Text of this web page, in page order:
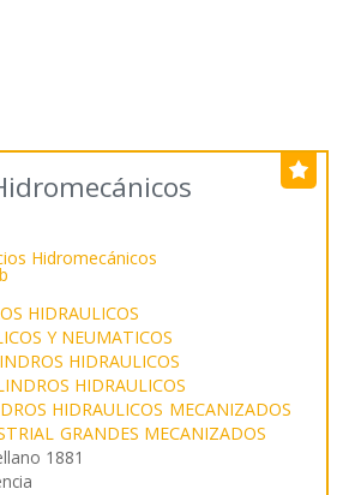
HIDRAULICOS
Y NEUMATICOS
HIDRAULICOS
HIDRAULICOS
HIDRAULICOS MECANIZADOS
GRANDES MECANIZADOS
1881